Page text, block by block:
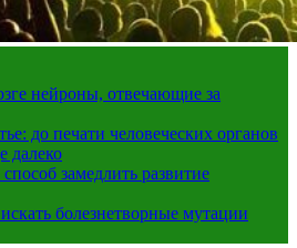
нейроны, отвечающие за
до печати человеческих органов
далеко
замедлить развитие
болезнетворные мутации